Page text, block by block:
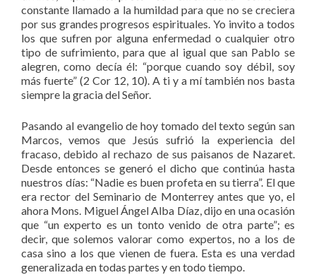
constante llamado a la humildad para que no se creciera
por sus grandes progresos espirituales. Yo invito a todos
los que sufren por alguna enfermedad o cualquier otro
tipo de sufrimiento, para que al igual que san Pablo se
alegren, como decía él: “porque cuando soy débil, soy
más fuerte” (2 Cor 12, 10). A ti y a mí también nos basta
siempre la gracia del Señor.
Pasando al evangelio de hoy tomado del texto según san
Marcos, vemos que Jesús sufrió la experiencia del
fracaso, debido al rechazo de sus paisanos de Nazaret.
Desde entonces se generó el dicho que continúa hasta
nuestros días: “Nadie es buen profeta en su tierra”. El que
era rector del Seminario de Monterrey antes que yo, el
ahora Mons. Miguel Ángel Alba Díaz, dijo en una ocasión
que “un experto es un tonto venido de otra parte”; es
decir, que solemos valorar como expertos, no a los de
casa sino a los que vienen de fuera. Esta es una verdad
generalizada en todas partes y en todo tiempo.